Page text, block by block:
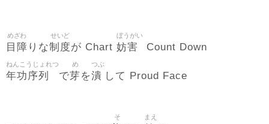
目障
めざわ
りな制度
せいど
が Chart 妨害
ぼうがい
Count Down
年功序列
ねんこうじょれつ
で芽
め
を潰
つぶ
して Proud Face
そ まえ